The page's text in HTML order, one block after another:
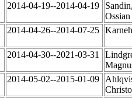
2014-04-19--2014-04-19
Ossian
2014-04-26--2014-07-25
2014-04-30--2021-03-31
2014-05-02--2015-01-09